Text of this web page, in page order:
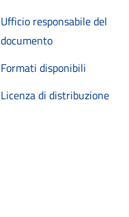
Ufficio responsabile del
documento
Formati disponibili
Licenza di distribuzione